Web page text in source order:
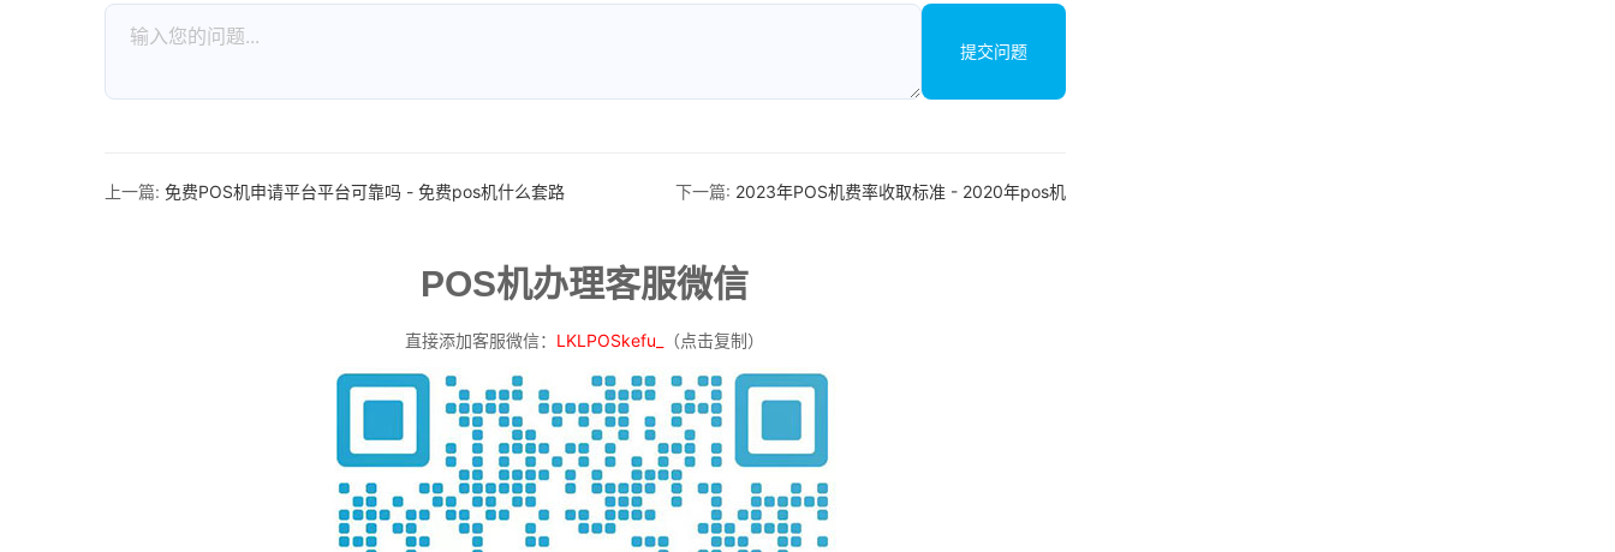
提交问题
上一篇: 免费POS机申请平台平台可靠吗 - 免费pos机什么套路 下一篇: 2023年POS机费率收取标准 - 2020年pos机
POS机办理客服微信
直接添加客服微信： LKLPOSkefu_ （点击复制）